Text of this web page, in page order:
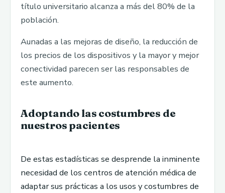
título universitario alcanza a más del 80% de la
población.
Aunadas a las mejoras de diseño, la reducción de
los precios de los dispositivos y la mayor y mejor
conectividad parecen ser las responsables de
este aumento.
Adoptando las costumbres de
nuestros pacientes
De estas estadísticas se desprende la inminente
necesidad de los centros de atención médica de
adaptar sus prácticas a los usos y costumbres de